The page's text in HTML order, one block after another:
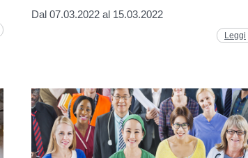
Dal 07.03.2022 al 15.03.2022
Leggi